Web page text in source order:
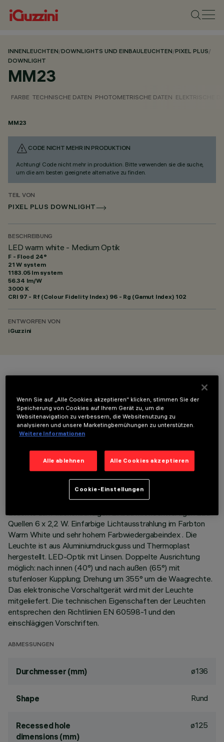
INNENLEUCHTEN/DOWNLIGHTS UND EINBAULEUCHTEN/PIXEL PLUS/
DOWNLIGHT
MM23
FARBE TECHNISCHE DATEN PHOTOMETRISCHE DATEN ELEKTRISCHE
MM23
CODE NICHT MEHR IN PRODUKTION
Achtung! Code nicht mehr in produktion. Bitte verwenden sie die suche,
um die am besten geeignete alternative zu finden.
TEIL VON
PIXEL PLUS DOWNLIGHT
BESCHREIBUNG
LED warm white - Medium Optik
F - Flood 24°
21 W system
1183.05 lm system
56.34 lm/W
3000 K
CRI 97 - Rf (Colour Fidelity Index) 96 - Rg (Gamut Index) 102
ENTWORFEN VON
iGuzzini
TECHNISCHE DATEN
Leuchte zum flächenbündigen Einbau mit hochwertigen LED-
Quellen 6 x 2,2 W. Einfarbige Lichtausstrahlung im Farbton
Warm White und sehr hohem Farbwiedergabeindex . Die
Leuchte ist aus Aluminiumdruckguss und Thermoplast
hergestellt. LED-Optik mit Linsen. Doppelte Ausrichtung
möglich: nach innen (40°) und nach außen (65°) mit
stufenloser Kupplung; Drehung um 355° um die Waagrechte.
Das elektronische Vorschaltgerät wird mit der Leuchte
mitgeliefert. Die technischen Eigenschaften der Leuchten
entsprechen den Richtlinien EN 60598-1 und den
einschlägigen Vorschriften.
ABMESSUNGEN
Durchmesser (mm) ø136
Shape Rund
Recessed hole
dimensions (mm)
ø125
Wenn Sie auf „Alle Cookies akzeptieren“ klicken, stimmen Sie der
Speicherung von Cookies auf Ihrem Gerät zu, um die
Websitenavigation zu verbessern, die Websitenutzung zu
analysieren und unsere Marketingbemühungen zu unterstützen.
Weitere Informationen
Alle ablehnen Alle Cookies akzeptieren
Cookie-Einstellungen